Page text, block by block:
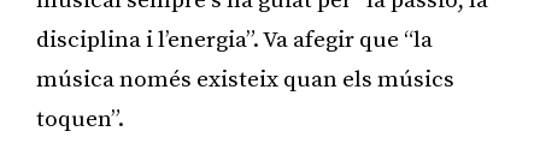
disciplina i l’energia”. Va afegir que “la
música només existeix quan els músics
toquen”.